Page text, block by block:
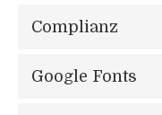
Complianz
Google Fonts